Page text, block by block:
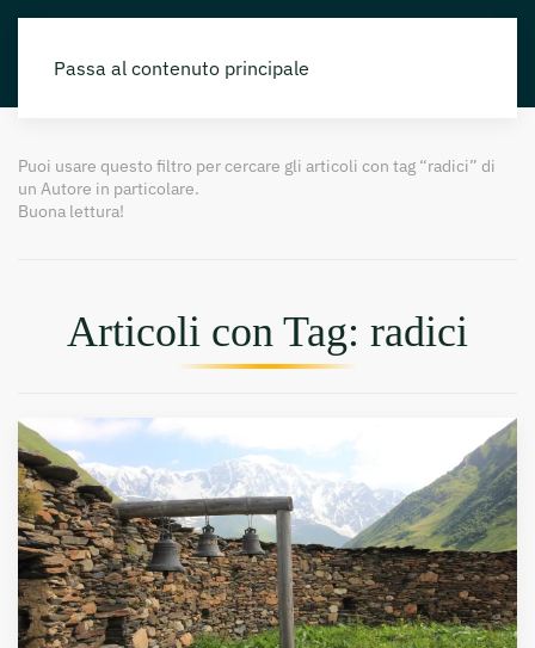
Passa al contenuto principale
Puoi usare questo filtro per cercare gli articoli con tag “radici” di
un Autore in particolare.
Buona lettura!
Articoli con Tag: radici